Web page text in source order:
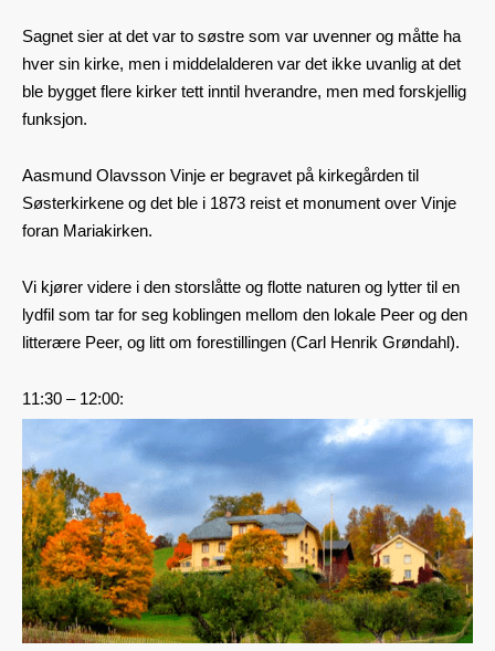
Sagnet sier at det var to søstre som var uvenner og måtte ha
hver sin kirke, men i middelalderen var det ikke uvanlig at det
ble bygget flere kirker tett inntil hverandre, men med forskjellig
funksjon.
Aasmund Olavsson Vinje er begravet på kirkegården til
Søsterkirkene og det ble i 1873 reist et monument over Vinje
foran Mariakirken.
Vi kjører videre i den storslåtte og flotte naturen og lytter til en
lydfil som tar for seg koblingen mellom den lokale Peer og den
litterære Peer, og litt om forestillingen (Carl Henrik Grøndahl).
11:30 – 12:00: